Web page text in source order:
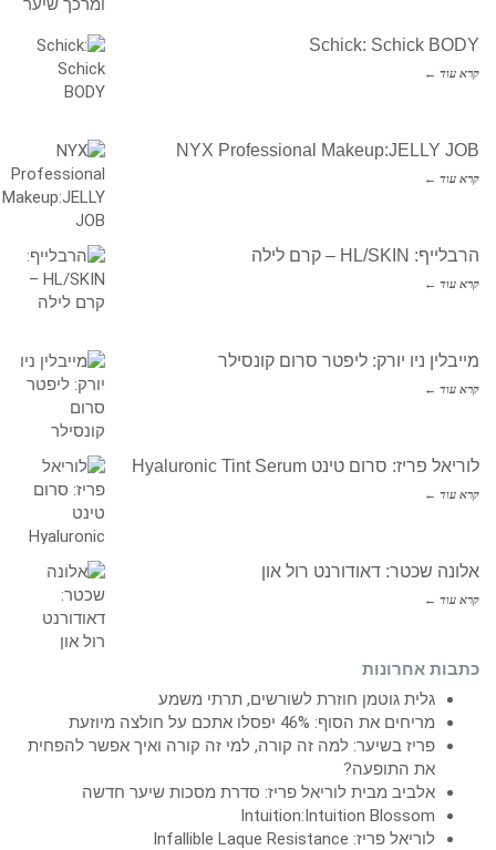
Schick: Schick BODY
קרא עוד ←
NYX Professional Makeup:JELLY JOB
קרא עוד ←
הרבלייף: HL/SKIN – קרם לילה
קרא עוד ←
מייבלין ניו יורק: ליפטר סרום קונסילר
קרא עוד ←
לוריאל פריז: סרום טינט Hyaluronic Tint Serum
קרא עוד ←
אלונה שכטר: דאודורנט רול און
קרא עוד ←
כתבות אחרונות
גלית גוטמן חוזרת לשורשים, תרתי משמע
מריחים את הסוף: 46% יפסלו אתכם על חולצה מיוזעת
פריז בשיער: למה זה קורה, למי זה קורה ואיך אפשר להפחית
את התופעה?
אלביב מבית לוריאל פריז: סדרת מסכות שיער חדשה
Intuition:Intuition Blossom
לוריאל פריז: Infallible Laque Resistance